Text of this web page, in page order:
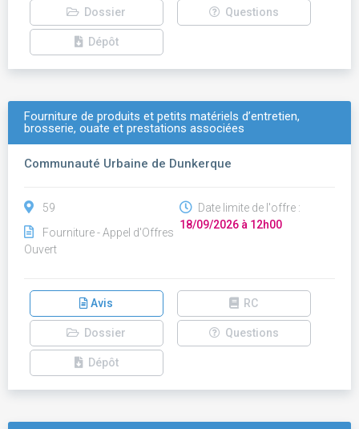
Dossier Questions
Dépôt
Fourniture de produits et petits matériels d’entretien,
brosserie, ouate et prestations associées
Communauté Urbaine de Dunkerque
59
Fourniture - Appel d'Offres
Ouvert
Date limite de l'offre :
18/09/2026 à 12h00
Avis RC
Dossier Questions
Dépôt